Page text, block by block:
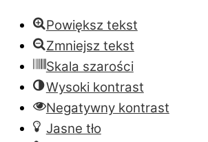
Powiększ tekst
Zmniejsz tekst
Skala szarości
Wysoki kontrast
Negatywny kontrast
Jasne tło